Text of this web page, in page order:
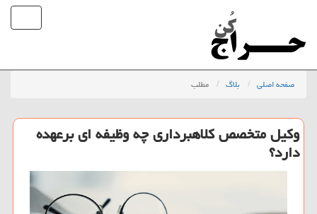
صفحه اصلی بلاگ مطلب
وکیل متخصص کلاهبرداری چه وظیفه ای برعهده
دارد؟